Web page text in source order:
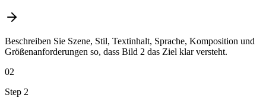
Beschreiben Sie Szene, Stil, Textinhalt, Sprache, Komposition und
Größenanforderungen so, dass Bild 2 das Ziel klar versteht.
02
Step 2